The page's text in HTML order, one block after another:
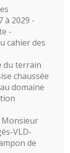
à 2029 -
-
cahier des
du terrain
chaussée
domaine
VLD-
de